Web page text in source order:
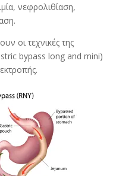
νεφρολιθίαση,
οι τεχνικές της
bypass long and mini)